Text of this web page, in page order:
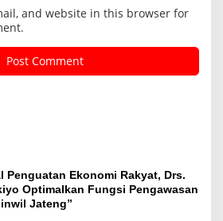
and website in this browser for
Penguatan Ekonomi Rakyat, Drs.
Optimalkan Fungsi Pengawasan
Jateng”